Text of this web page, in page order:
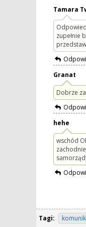
Tamara
zupełnie
Granat
Dobrze
hehe
wschód
Tagi: